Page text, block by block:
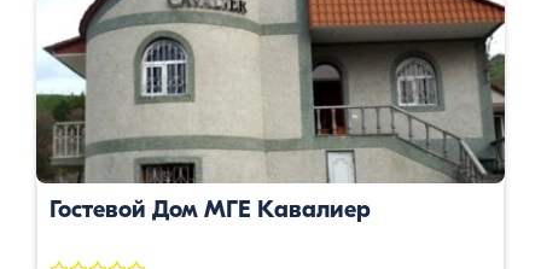
Гостевой Дом МГЕ Кавалиер